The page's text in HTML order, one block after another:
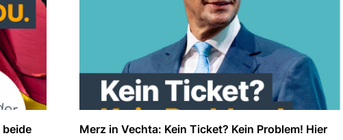
beide
Merz in Vechta: Kein Ticket? Kein Problem! Hier